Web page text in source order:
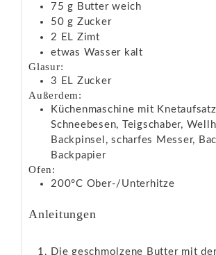
75 g Butter weich
50 g Zucker
2 EL Zimt
etwas Wasser kalt
Glasur:
3 EL Zucker
Außerdem:
Küchenmaschine mit
Schneebesen, Teigschaber,
Backpinsel, scharfes Messer,
Backpapier
Ofen:
200°C Ober-/Unterhitze
Anleitungen
Die geschmolzene Butter mit